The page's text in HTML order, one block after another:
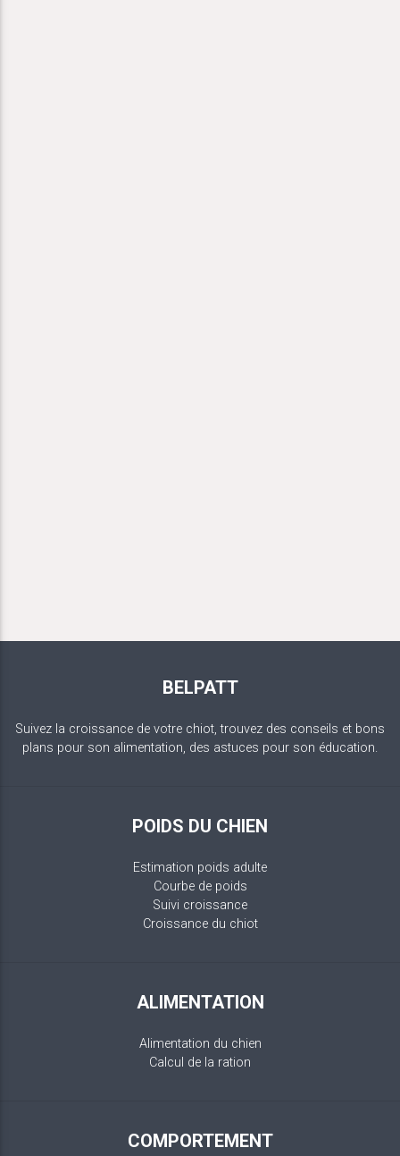
BELPATT
Suivez la croissance de votre chiot, trouvez des conseils et bons
plans pour son alimentation, des astuces pour son éducation.
POIDS DU CHIEN
Estimation poids adulte
Courbe de poids
Suivi croissance
Croissance du chiot
ALIMENTATION
Alimentation du chien
Calcul de la ration
COMPORTEMENT